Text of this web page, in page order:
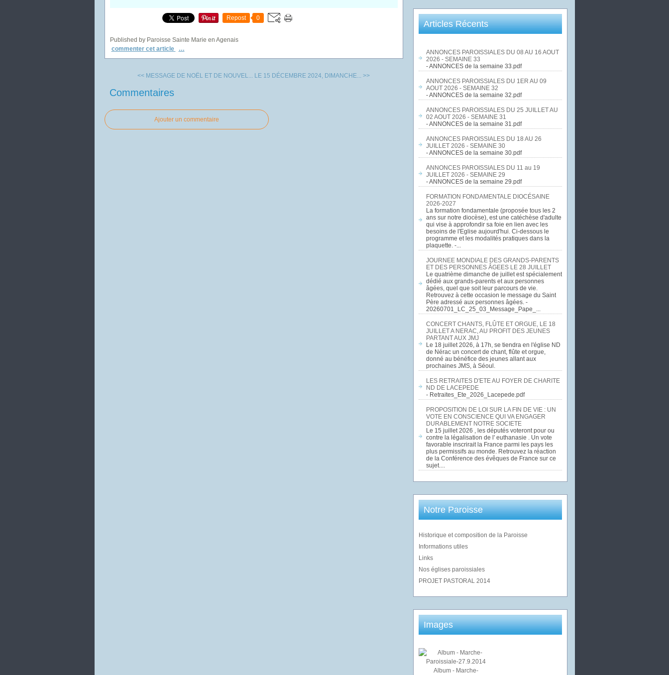
Repost 0
Published by Paroisse Sainte Marie en Agenais
commenter cet article
…
<< MESSAGE DE NOËL ET DE NOUVEL... LE 15 DÉCEMBRE 2024, DIMANCHE... >>
Commentaires
Ajouter un commentaire
Articles Récents
ANNONCES PAROISSIALES DU 08 AU 16 AOUT
2026 - SEMAINE 33
- ANNONCES de la semaine 33.pdf
ANNONCES PAROISSIALES DU 1ER AU 09
AOUT 2026 - SEMAINE 32
- ANNONCES de la semaine 32.pdf
ANNONCES PAROISSIALES DU 25 JUILLET AU
02 AOUT 2026 - SEMAINE 31
- ANNONCES de la semaine 31.pdf
ANNONCES PAROISSIALES DU 18 AU 26
JUILLET 2026 - SEMAINE 30
- ANNONCES de la semaine 30.pdf
ANNONCES PAROISSIALES DU 11 au 19
JUILLET 2026 - SEMAINE 29
- ANNONCES de la semaine 29.pdf
FORMATION FONDAMENTALE DIOCÉSAINE
2026-2027
La formation fondamentale (proposée tous les 2
ans sur notre diocèse), est une catéchèse d'adulte
qui vise à approfondir sa foie en lien avec les
besoins de l'Eglise aujourd'hui. Ci-dessous le
programme et les modalités pratiques dans la
plaquette. -...
JOURNEE MONDIALE DES GRANDS-PARENTS
ET DES PERSONNES ÂGEES LE 28 JUILLET
Le quatrième dimanche de juillet est spécialement
dédié aux grands-parents et aux personnes
âgées, quel que soit leur parcours de vie.
Retrouvez à cette occasion le message du Saint
Père adressé aux personnes âgées. -
20260701_LC_25_03_Message_Pape_...
CONCERT CHANTS, FLÛTE ET ORGUE, LE 18
JUILLET A NERAC, AU PROFIT DES JEUNES
PARTANT AUX JMJ
Le 18 juillet 2026, à 17h, se tiendra en l'église ND
de Nérac un concert de chant, flûte et orgue,
donné au bénéfice des jeunes allant aux
prochaines JMS, à Séoul.
LES RETRAITES D'ETE AU FOYER DE CHARITE
ND DE LACEPEDE
- Retraites_Ete_2026_Lacepede.pdf
PROPOSITION DE LOI SUR LA FIN DE VIE : UN
VOTE EN CONSCIENCE QUI VA ENGAGER
DURABLEMENT NOTRE SOCIETE
Le 15 juillet 2026 , les députés voteront pour ou
contre la légalisation de l' euthanasie . Un vote
favorable inscrirait la France parmi les pays les
plus permissifs au monde. Retrouvez la réaction
de la Conférence des évêques de France sur ce
sujet....
Notre Paroisse
Historique et composition de la Paroisse
Informations utiles
Links
Nos églises paroissiales
PROJET PASTORAL 2014
Images
Album - Marche-